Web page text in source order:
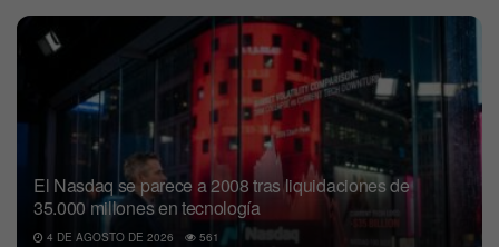
El Nasdaq se parece a 2008 tras liquidaciones de
35.000 millones en tecnología
4 DE AGOSTO DE 2026 561